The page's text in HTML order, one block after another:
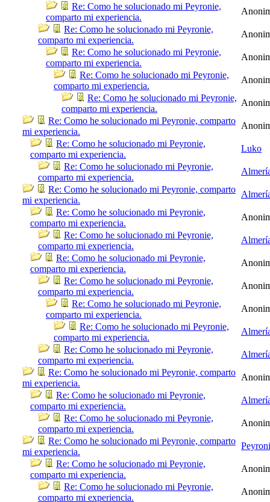
Re: Como he solucionado mi Peyronie,
comparto mi experiencia.
Re: Como he solucionado mi Peyronie,
comparto mi experiencia.
Re: Como he solucionado mi Peyronie,
comparto mi experiencia.
Re: Como he solucionado mi Peyronie,
comparto mi experiencia.
Re: Como he solucionado mi Peyronie,
comparto mi experiencia.
Re: Como he solucionado mi Peyronie, comparto
mi experiencia.
Re: Como he solucionado mi Peyronie,
comparto mi experiencia.
Luko
Re: Como he solucionado mi Peyronie,
comparto mi experiencia.
Re: Como he solucionado mi Peyronie, comparto
mi experiencia.
Re: Como he solucionado mi Peyronie,
comparto mi experiencia.
Re: Como he solucionado mi Peyronie,
comparto mi experiencia.
Re: Como he solucionado mi Peyronie,
comparto mi experiencia.
Re: Como he solucionado mi Peyronie,
comparto mi experiencia.
Re: Como he solucionado mi Peyronie,
comparto mi experiencia.
Re: Como he solucionado mi Peyronie,
comparto mi experiencia.
Re: Como he solucionado mi Peyronie,
comparto mi experiencia.
Re: Como he solucionado mi Peyronie, comparto
mi experiencia.
Re: Como he solucionado mi Peyronie,
comparto mi experiencia.
Re: Como he solucionado mi Peyronie,
comparto mi experiencia.
Re: Como he solucionado mi Peyronie, comparto
mi experiencia.
Re: Como he solucionado mi Peyronie,
comparto mi experiencia.
Re: Como he solucionado mi Peyronie,
comparto mi experiencia.